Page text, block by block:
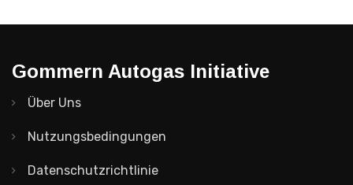
Gommern Autogas Initiative
Über Uns
Nutzungsbedingungen
Datenschutzrichtlinie